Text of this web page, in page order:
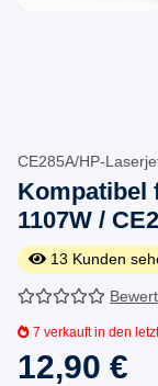
CE285A/HP-
Kompatibel
1107W /
13 Kunden
7 verkauft in den
12,90 €